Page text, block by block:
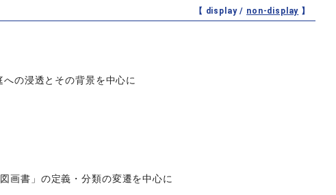
【 display / non-display 】
の浸透とその背景を中心に
画書」の定義・分類の変遷を中心に